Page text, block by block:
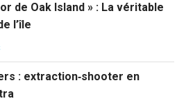
de Oak Island » : La véritable
l’île
: extraction‑shooter en